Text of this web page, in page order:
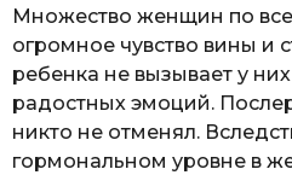
Множество женщин по
огромное чувство вины и
ребенка не вызывает у
радостных эмоций.
никто не отменял.
гормональном уровне в